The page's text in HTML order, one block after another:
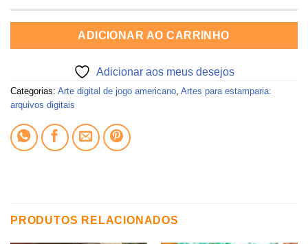
ADICIONAR AO CARRINHO
Adicionar aos meus desejos
Categorias: Arte digital de jogo americano Artes para estamparia:
arquivos digitais
PRODUTOS RELACIONADOS